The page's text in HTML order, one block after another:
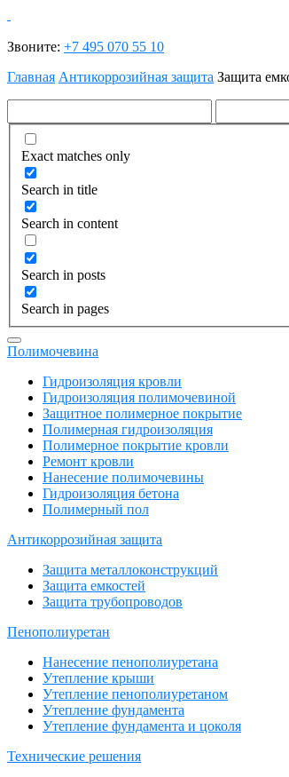
Звоните: +7 495 070 55 10
Главная Антикоррозийная защита Защита
Exact matches only
Search in title
Search in content
Search in posts
Search in pages
Полимочевина
Гидроизоляция кровли
Гидроизоляция полимочевиной
Защитное полимерное покрытие
Полимерная гидроизоляция
Полимерное покрытие кровли
Ремонт кровли
Нанесение полимочевины
Гидроизоляция бетона
Полимерный пол
Антикоррозийная защита
Защита металлоконструкций
Защита емкостей
Защита трубопроводов
Пенополиуретан
Нанесение пенополиуретана
Утепление крыши
Утепление пенополиуретаном
Утепление фундамента
Утепление фундамента и цоколя
Технические решения